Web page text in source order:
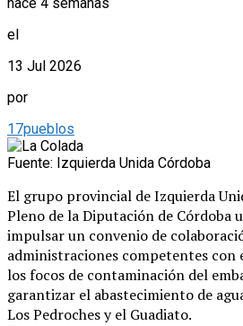
el
13 Jul 2026
por
17pueblos
Fuente: Izquierda Unida Córdoba
El grupo provincial de Izquierda
Pleno de la Diputación de Córdoba
impulsar un convenio de
administraciones competentes con
los focos de contaminación del
garantizar el abastecimiento de
Los Pedroches y el Guadiato.